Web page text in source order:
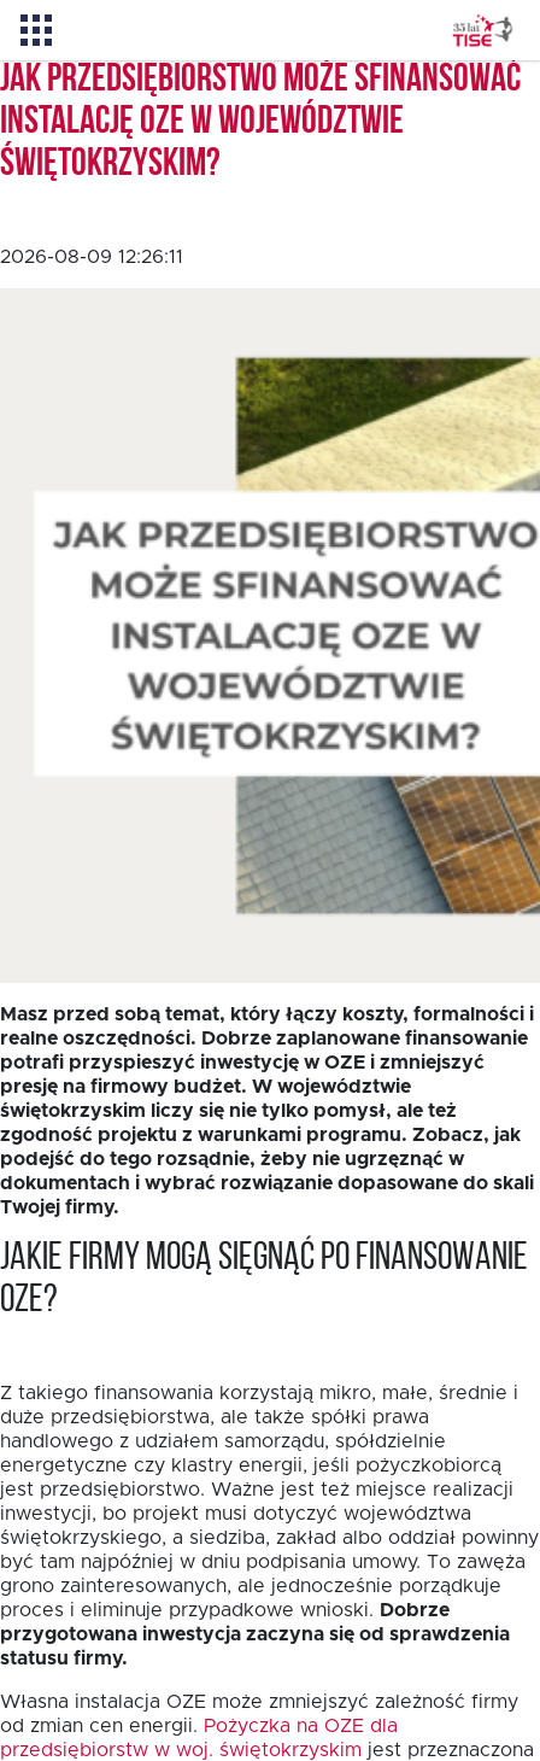
Pożyczka TISE – 100 % online
Pożyczka rozwojowa TISE
Oferta dla MSP
Oferta dla NGO/PES
Fundusz FKIS
Kontakt
EN
Jak przedsiębiorstwo może sfinansować
instalację OZE w województwie
świętokrzyskim?
2026-08-09 12:26:11
Masz przed sobą temat, który łączy koszty, formalności i
realne oszczędności. Dobrze zaplanowane finansowanie
potrafi przyspieszyć inwestycję w OZE i zmniejszyć
presję na firmowy budżet. W województwie
świętokrzyskim liczy się nie tylko pomysł, ale też
zgodność projektu z warunkami programu. Zobacz, jak
podejść do tego rozsądnie, żeby nie ugrzęznąć w
dokumentach i wybrać rozwiązanie dopasowane do skali
Twojej firmy.
Jakie firmy mogą sięgnąć po finansowanie
OZE?
Z takiego finansowania korzystają mikro, małe, średnie i
duże przedsiębiorstwa, ale także spółki prawa
handlowego z udziałem samorządu, spółdzielnie
energetyczne czy klastry energii, jeśli pożyczkobiorcą
jest przedsiębiorstwo. Ważne jest też miejsce realizacji
inwestycji, bo projekt musi dotyczyć województwa
świętokrzyskiego, a siedziba, zakład albo oddział powinny
być tam najpóźniej w dniu podpisania umowy. To zawęża
grono zainteresowanych, ale jednocześnie porządkuje
proces i eliminuje przypadkowe wnioski. Dobrze
przygotowana inwestycja zaczyna się od sprawdzenia
statusu firmy.
Własna instalacja OZE może zmniejszyć zależność firmy
od zmian cen energii. Pożyczka na OZE dla
przedsiębiorstw w woj. świętokrzyskim jest przeznaczona